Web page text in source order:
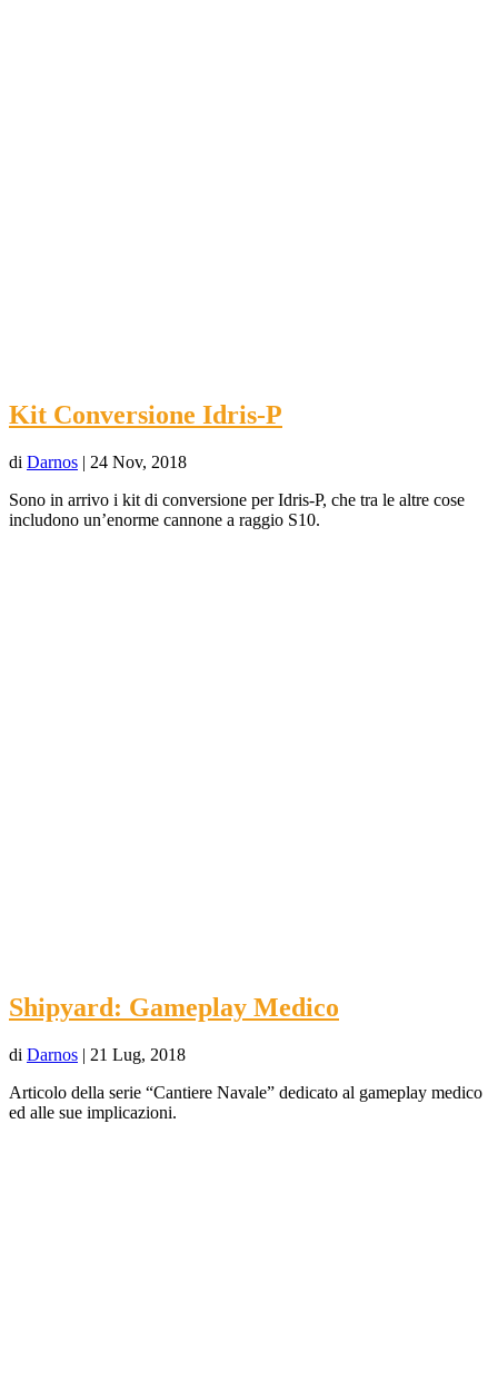
Kit Conversione Idris-P
di Darnos | 24 Nov, 2018
Sono in arrivo i kit di conversione per Idris-P, che tra le altre cose
includono un’enorme cannone a raggio S10.
Shipyard: Gameplay Medico
di Darnos | 21 Lug, 2018
Articolo della serie “Cantiere Navale” dedicato al gameplay medico
ed alle sue implicazioni.